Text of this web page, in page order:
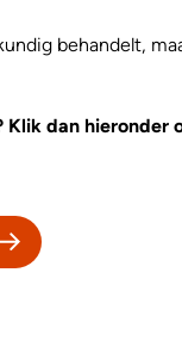
behandelt,
dan hieronder